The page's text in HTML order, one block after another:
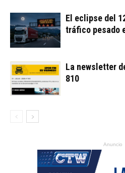
El eclipse del
tráfico pesado
La newsletter
810
Anuncio